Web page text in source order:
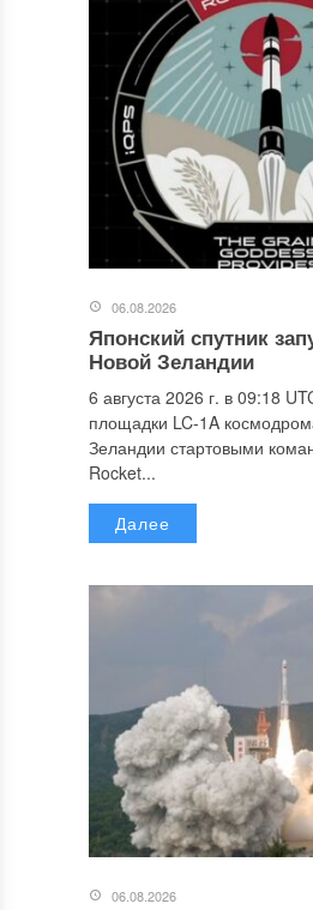
06.08.2026
Японский спутник
Новой Зеландии
6 августа 2026 г. в 09:18
площадки LC-1A
Зеландии стартовыми
Rocket...
Далее
06.08.2026